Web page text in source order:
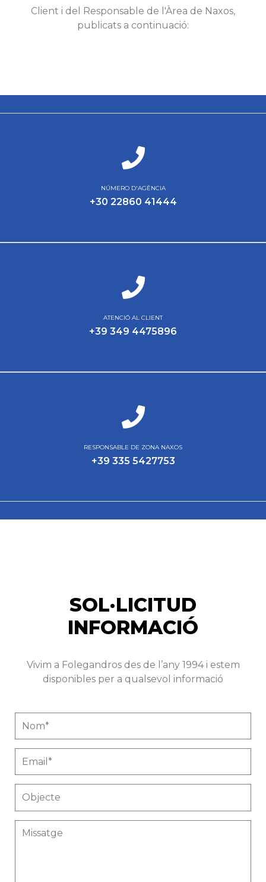
Client i del Responsable de l'Àrea de Naxos,
publicats a continuació:
NÚMERO D'AGÈNCIA
+30 22860 41444
ATENCIÓ AL CLIENT
+39 349 4475896
RESPONSABLE DE ZONA NAXOS
+39 335 5427753
SOL·LICITUD
INFORMACIÓ
Vivim a Folegandros des de l’any 1994 i estem
disponibles per a qualsevol informació